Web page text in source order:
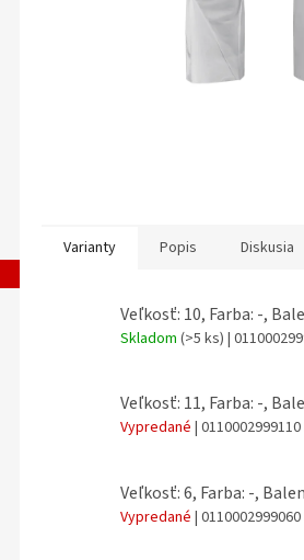
Varianty Popis Diskusia
Veľkosť: 10, Farba: -,
Skladom (>5 ks) |
Veľkosť: 11, Farba: -,
Vypredané | 0110002999110
Veľkosť: 6, Farba: -,
Vypredané | 0110002999060